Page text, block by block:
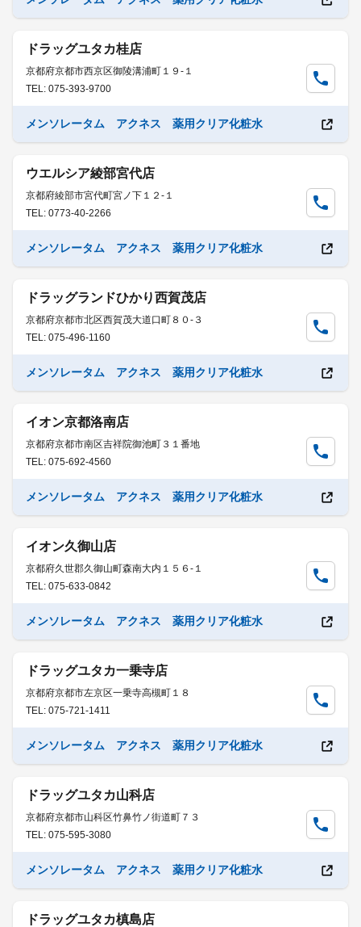
ドラッグユタカ桂店
京都府京都市西京区御陵溝浦町１９-１
TEL: 075-393-9700
メンソレータム アクネス 薬用クリア化粧水
ウエルシア綾部宮代店
京都府綾部市宮代町宮ノ下１２-１
TEL: 0773-40-2266
メンソレータム アクネス 薬用クリア化粧水
ドラッグランドひかり西賀茂店
京都府京都市北区西賀茂大道口町８０-３
TEL: 075-496-1160
メンソレータム アクネス 薬用クリア化粧水
イオン京都洛南店
京都府京都市南区吉祥院御池町３１番地
TEL: 075-692-4560
メンソレータム アクネス 薬用クリア化粧水
イオン久御山店
京都府久世郡久御山町森南大内１５６-１
TEL: 075-633-0842
メンソレータム アクネス 薬用クリア化粧水
ドラッグユタカ一乗寺店
京都府京都市左京区一乗寺高槻町１８
TEL: 075-721-1411
メンソレータム アクネス 薬用クリア化粧水
ドラッグユタカ山科店
京都府京都市山科区竹鼻竹ノ街道町７３
TEL: 075-595-3080
メンソレータム アクネス 薬用クリア化粧水
ドラッグユタカ槙島店